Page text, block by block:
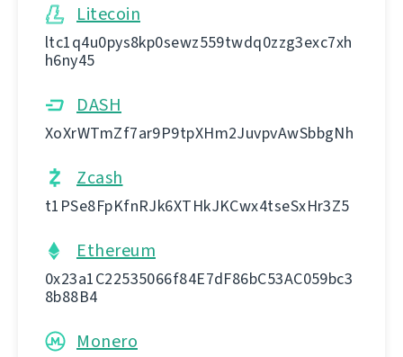
Litecoin
ltc1q4u0pys8kp0sewz559twdq0zzg3exc7xh
h6ny45
DASH
XoXrWTmZf7ar9P9tpXHm2JuvpvAwSbbgNh
Zcash
t1PSe8FpKfnRJk6XTHkJKCwx4tseSxHr3Z5
Ethereum
0x23a1C22535066f84E7dF86bC53AC059bc3
8b88B4
Monero